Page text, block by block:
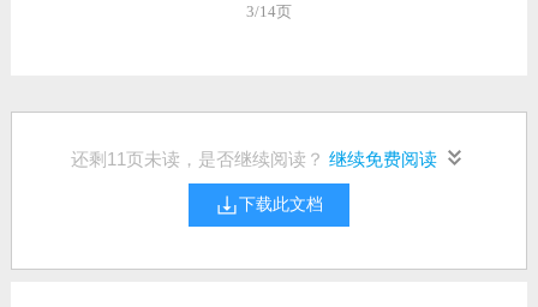
3/14页
还剩 11 页未读，是否继续阅读？ 继续免费阅读
下载此文档